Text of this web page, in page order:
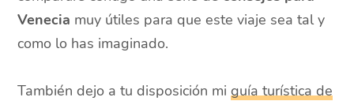
Venecia muy útiles para que este viaje sea tal y
como lo has imaginado.
También dejo a tu disposición miguía turística de